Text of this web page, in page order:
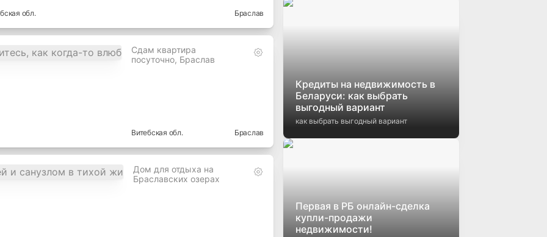
обл. Браслав
Сдам квартира
посуточно, Браслав
Витебская обл. Браслав
Дом для отдыха на
Браславских озерах
Кредиты на недвижимость в
Беларуси: как выбрать
выгодный вариант
как выбрать выгодный вариант
Первая в РБ онлайн-сделка
купли-продажи
недвижимости!